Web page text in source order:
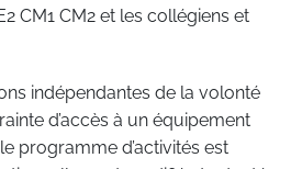
CM1 CM2 et les collégiens et
indépendantes de la volonté
d’accès à un équipement
programme d’activités est